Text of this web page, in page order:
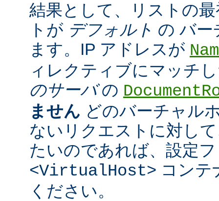
結果として、リストの
トが デフォルト の バー
ます。IP アドレスが
ィレクティブにマッチ
のサーバの
ません どのバーチャル
ないリクエストに対し
たいのであれば、設定
<VirtualHost> コンテ
ください。